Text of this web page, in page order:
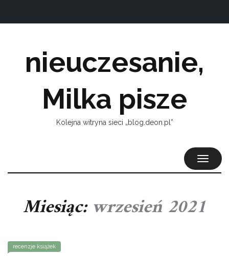
nieuczesanie,
Milka pisze
Kolejna witryna sieci „blog.deon.pl”
Miesiąc:wrzesień 2021
recenzje książek